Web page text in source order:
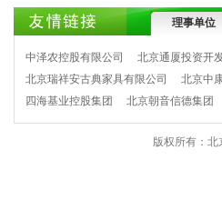
理事单位
中泽农控股有限公司 北京通厦投资开
北京瑞祥安古典家具有限公司
北京中
四海基业控股集团
北京朝音信德集团
版权所有：